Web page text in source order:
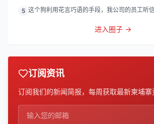
5 这个狗利用花言巧语的手段，我公司的员工听
进入圈子 →
订阅资讯
订阅我们的新闻简报，每周获取最新柬埔寨